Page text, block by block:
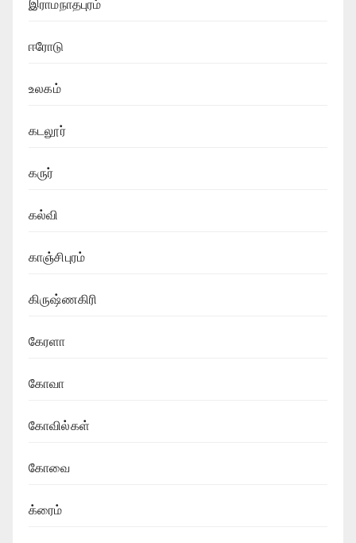
இராமநாதபுரம்
ஈரோடு
உலகம்
கடலூர்
கருர்
கல்வி
காஞ்சிபுரம்
கிருஷ்ணகிரி
கேரளா
கோவா
கோவில்கள்
கோவை
க்ரைம்